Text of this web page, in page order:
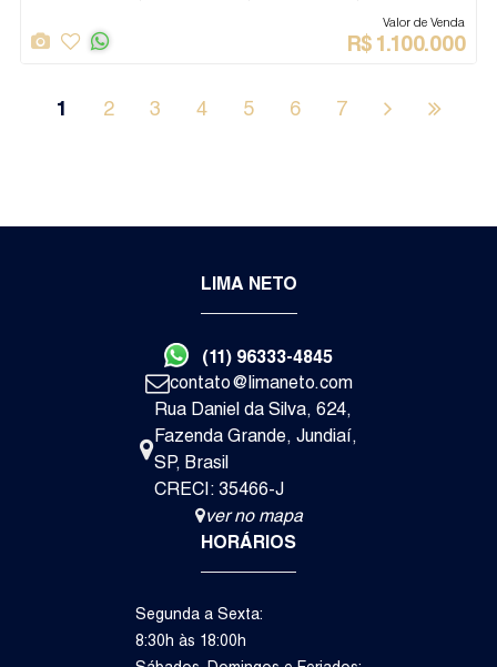
3
Casa de Condomínio
1 2 3 4 5 6 7
LIMA NETO
(11) 96333-4845
contato@limaneto.com
Rua Daniel da Silva, 624,
Fazenda Grande, Jundiaí,
SP, Brasil
CRECI: 35466-J
ver no mapa
HORÁRIOS
Segunda a Sexta:
8:30h às 18:00h